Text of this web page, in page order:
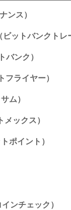
ンス）
ットバンクトレ
ンク）
ライヤー）
ム）
ックス）
ポイント）
ンチェック）